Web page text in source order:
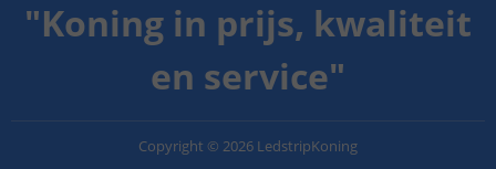
"Koning in prijs, kwaliteit
en service"
Copyright © 2026 LedstripKoning